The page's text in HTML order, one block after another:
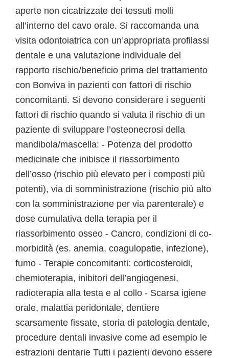
aperte non cicatrizzate dei tessuti molli
all’interno del cavo orale. Si raccomanda una
visita odontoiatrica con un’appropriata profilassi
dentale e una valutazione individuale del
rapporto rischio/beneficio prima del trattamento
con Bonviva in pazienti con fattori di rischio
concomitanti. Si devono considerare i seguenti
fattori di rischio quando si valuta il rischio di un
paziente di sviluppare l’osteonecrosi della
mandibola/mascella: - Potenza del prodotto
medicinale che inibisce il riassorbimento
dell’osso (rischio più elevato per i composti più
potenti), via di somministrazione (rischio più alto
con la somministrazione per via parenterale) e
dose cumulativa della terapia per il
riassorbimento osseo - Cancro, condizioni di co-
morbidità (es. anemia, coagulopatie, infezione),
fumo - Terapie concomitanti: corticosteroidi,
chemioterapia, inibitori dell’angiogenesi,
radioterapia alla testa e al collo - Scarsa igiene
orale, malattia peridontale, dentiere
scarsamente fissate, storia di patologia dentale,
procedure dentali invasive come ad esempio le
estrazioni dentarie Tutti i pazienti devono essere